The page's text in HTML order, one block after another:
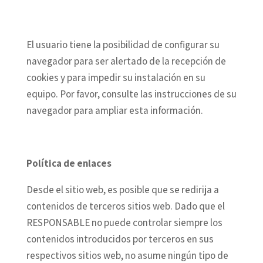
El usuario tiene la posibilidad de configurar su
navegador para ser alertado de la recepción de
cookies y para impedir su instalación en su
equipo. Por favor, consulte las instrucciones de su
navegador para ampliar esta información.
Política de enlaces
Desde el sitio web, es posible que se redirija a
contenidos de terceros sitios web. Dado que el
RESPONSABLE no puede controlar siempre los
contenidos introducidos por terceros en sus
respectivos sitios web, no asume ningún tipo de